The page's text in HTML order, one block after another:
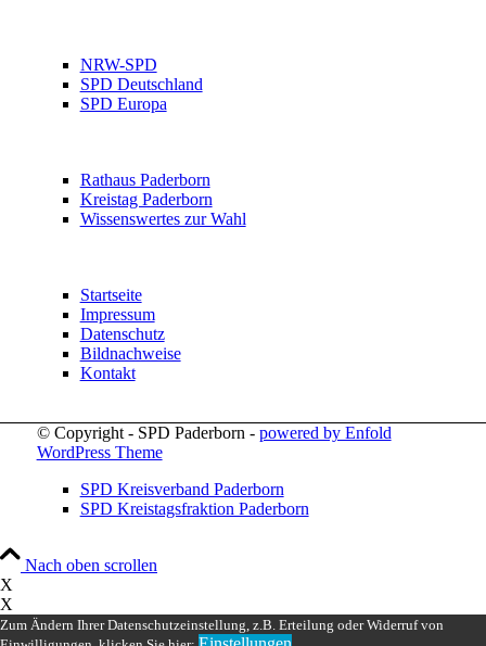
NRW-SPD
SPD Deutschland
SPD Europa
Rathaus Paderborn
Kreistag Paderborn
Wissenswertes zur Wahl
Startseite
Impressum
Datenschutz
Bildnachweise
Kontakt
© Copyright - SPD Paderborn - powered by Enfold
WordPress Theme
SPD Kreisverband Paderborn
SPD Kreistagsfraktion Paderborn
Nach oben scrollen
X
X
Zum Ändern Ihrer Datenschutzeinstellung, z.B. Erteilung oder Widerruf von